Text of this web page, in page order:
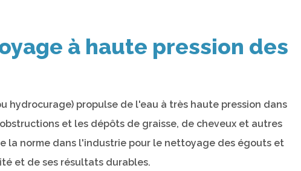
à haute pression des
hydrocurage) propulse de l'eau à très haute pression dans
et les dépôts de graisse, de cheveux et autres
la norme dans l'industrie pour le nettoyage des égouts et
et de ses résultats durables.